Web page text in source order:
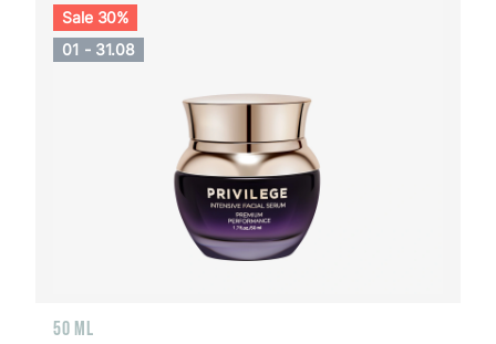
Sale 30%
01 - 31.08
50 ML